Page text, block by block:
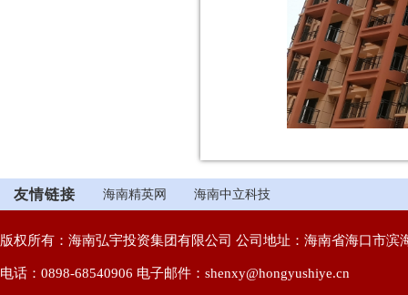
友情链接 海南精英网 海南中立科技
版权所有：海南弘宇投资集团有限公司 公司地址：海南省海口市滨
电话：0898-68540906 电子邮件：shenxy@hongyushiye.cn